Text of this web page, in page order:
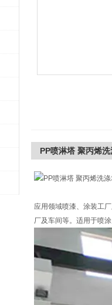
PP喷淋塔 聚丙烯
应用领域喷漆、涂装工
厂及车间等。适用于喷